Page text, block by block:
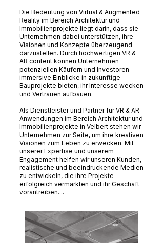
Die Bedeutung von Virtual & Augmented
Reality im Bereich Architektur und
Immobilienprojekte liegt darin, dass sie
Unternehmen dabei unterstützen, ihre
Visionen und Konzepte überzeugend
darzustellen. Durch hochwertigen VR &
AR content können Unternehmen
potenziellen Käufern und Investoren
immersive Einblicke in zukünftige
Bauprojekte bieten, ihr Interesse wecken
und Vertrauen aufbauen.
Als Dienstleister und Partner für VR & AR
Anwendungen im Bereich Architektur und
Immobilienprojekte in Velbert stehen wir
Unternehmen zur Seite, um ihre kreativen
Visionen zum Leben zu erwecken. Mit
unserer Expertise und unserem
Engagement helfen wir unseren Kunden,
realistische und beeindruckende Medien
zu entwickeln, die ihre Projekte
erfolgreich vermarkten und ihr Geschäft
vorantreiben....